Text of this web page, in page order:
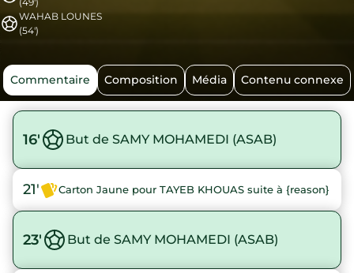
WAHAB LOUNES
(54')
Commentaire Composition Média Contenu connexe
16' But de SAMY MOHAMEDI (ASAB)
21' Carton Jaune pour TAYEB KHOUAS suite à {reason}
23' But de SAMY MOHAMEDI (ASAB)